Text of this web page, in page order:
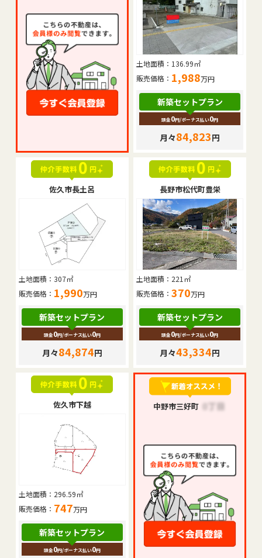
土地面積： 136.99㎡
販売価格： 1,988万円
新築セットプラン
頭金0円/ボーナス払い0円
月々84,823円
佐久市長土呂
土地面積： 307㎡
販売価格： 1,990万円
新築セットプラン
頭金0円/ボーナス払い0円
月々84,874円
長野市松代町豊栄
土地面積： 221㎡
販売価格： 370万円
新築セットプラン
頭金0円/ボーナス払い0円
月々43,334円
佐久市下越
土地面積： 296.59㎡
販売価格： 747万円
新築セットプラン
頭金0円/ボーナス払い0円
中野市三好町